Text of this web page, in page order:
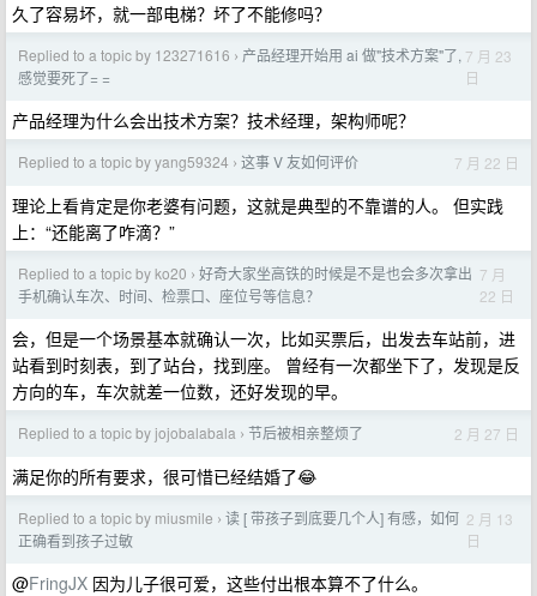
久了容易坏，就一部电梯？坏了不能修吗？
Replied to a topic by 123271616 › 产品经理开始用 ai 做"技术方案"了,
感觉要死了= =
7 月 23
日
产品经理为什么会出技术方案？技术经理，架构师呢？
Replied to a topic by yang59324 › 这事 V 友如何评价 7 月 22 日
理论上看肯定是你老婆有问题，这就是典型的不靠谱的人。 但实践
上：“还能离了咋滴？”
Replied to a topic by ko20 › 好奇大家坐高铁的时候是不是也会多次拿出
手机确认车次、时间、检票口、座位号等信息？
7 月
22 日
会，但是一个场景基本就确认一次，比如买票后，出发去车站前，进
站看到时刻表，到了站台，找到座。 曾经有一次都坐下了，发现是反
方向的车，车次就差一位数，还好发现的早。
Replied to a topic by jojobalabala › 节后被相亲整烦了 2 月 27 日
满足你的所有要求，很可惜已经结婚了😂
Replied to a topic by miusmile › 读 [ 带孩子到底要几个人] 有感，如何
正确看到孩子过敏
2 月 13
日
@FringJX 因为儿子很可爱，这些付出根本算不了什么。